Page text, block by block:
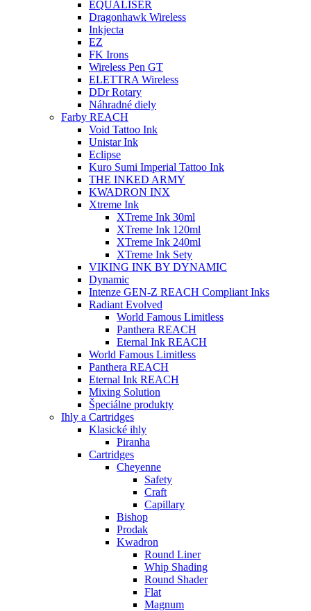
EQUALISER
Dragonhawk Wireless
Inkjecta
EZ
FK Irons
Wireless Pen GT
ELETTRA Wireless
DDr Rotary
Náhradné diely
Farby REACH
Void Tattoo Ink
Unistar Ink
Eclipse
Kuro Sumi Imperial Tattoo Ink
THE INKED ARMY
KWADRON INX
Xtreme Ink
XTreme Ink 30ml
XTreme Ink 120ml
XTreme Ink 240ml
XTreme Ink Sety
VIKING INK BY DYNAMIC
Dynamic
Intenze GEN-Z REACH Compliant Inks
Radiant Evolved
World Famous Limitless
Panthera REACH
Eternal Ink REACH
World Famous Limitless
Panthera REACH
Eternal Ink REACH
Mixing Solution
Špeciálne produkty
Ihly a Cartridges
Klasické ihly
Piranha
Cartridges
Cheyenne
Safety
Craft
Capillary
Bishop
Prodak
Kwadron
Round Liner
Whip Shading
Round Shader
Flat
Magnum